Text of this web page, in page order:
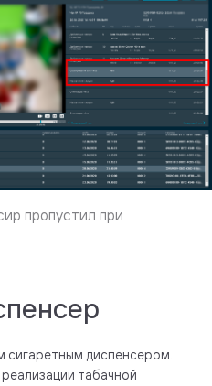
сигаретным диспенсером.
табачной